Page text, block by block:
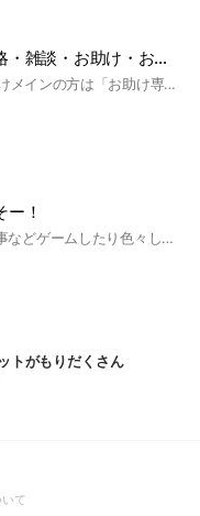
妖怪ウォッチぷにぷに【攻略・雑談・お助け・おかえり・俺の友達紹介キャンペーン・フレンド募集】
※必ず読んでください❗️❗️※ ★お助けメインの方は「お助け専用部屋」に参加するよう、よろしくお願いいたします‼️★ より良い環境を維持する為、オープンチャットに入ったらノートやアナウンスの確認を必ずよろしくお願いします！ 助け合い楽しみましょう！ 荒らしは遠慮無く退会させて頂きます。 助け合いが出来ないイベントは攻略や雑談などで話しましょう。 他グルへの勧誘・代行・チート・荒らし等は禁止です。 ★再参加整理中★ ・イベ終了毎に荒らし以外の方は再参加を解除してるので気持ちを改めて再参加の方をよろしくお願いいたします。 🏷Tag欄 #ゲーム#ぷにぷに#お助け#雑談#ぷにぷにお助け#妖怪ウォッチぷにぷにお助け#妖怪ウォッチ#ぷにぷにフレンド募集#ぷにぷにフレンド#ぷにぷにオプチャ#ぷにぷにオープンチャット#雑談部屋#雑談オプ#ぷにぷに攻略#ぷにぷに招待キャンペーン#イサマシ#ポカポカ#ウスラカゲ#フシギ#ニョロロン#ブキミ#怪魔#ゴーケツ#プリチー#王#ゲーム好き集まれ#にじさんじ#攻略#スコアタ#お助け募集#フレンド#フレンド募集#ガチャ#フレコ#隠しステージ #Z#ZZ#ZZZ#UZ#封印#強敵#ボス#種族#ニャンボ#オールスター#サンデー#アニメ#ホロライブ#抽選#配布#リーク#ホロライブ好き#ホロライブオプチャ#ホロライブオープンチャット#コラボ#映画#おはじき#ゴルフ#にゃんとす#にゃんとすコーラ#ゲート#周回#神引き#特効#レアドロ#ドリンク#ベスパ#招待キャンペーン#オープンチャット#助け合い#ぷにぷに雑談#東リべ#東京リベンジャーズ#東卍#リゼロ#仮面ライダー#ぷよぷよ#七つの大罪#シャドウサイド#三国志#レベルファイブ#進撃の巨人#モンスト#五等分の花嫁#このすば#転スラ#俺の友達召喚キャンペーン#ゲーム攻略#ぷにぷに俺の友達召喚キャンペーン#初心者#中級者#上級者#無課金勢#ガチ勢#リゼロ#エヴァ#プロセカ#Switch#モンスト#星街すいせい#さくらみこ#白上フブキ#百鬼あやめ#湊あくあ#猫又おかゆ#戌神ころね#潤羽るしあ#宝鐘マリン#兎田ぺこら#白銀ノエル#沙花叉クロヱ#天音かなた#ぷにぷに俺の友達紹介キャンペーン#ぷにぷに雑談#ぷにぷにおかえり#ポケポケ#名探偵コナン#無職転生
！
ディスコやってる人限定で相談事などゲームしたり色々しましょ！みんなで仲良くなろー男女関係なし！
トがもりだくさん
て